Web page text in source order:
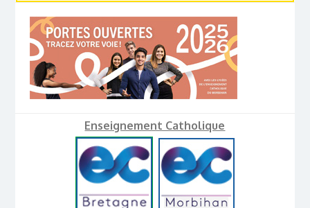
Enseignement Catholique